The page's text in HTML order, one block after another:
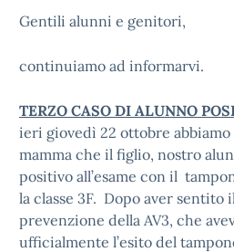
Gentili alunni e genitori,
continuiamo ad informarvi.
TERZO CASO DI ALUNNO
ieri giovedì 22 ottobre abbiamo
mamma che il figlio, nostro
positivo all’esame con il
la classe 3F. Dopo aver
prevenzione della AV3, che
ufficialmente l’esito del